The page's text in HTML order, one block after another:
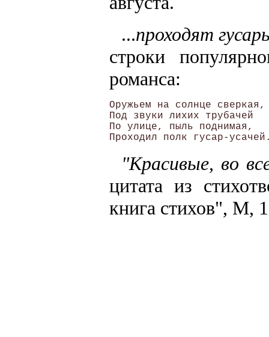
...проходят
строки
романса:
Оружьем на солнце
Под звуки лихих трубачей
По улице, пыль поднимая,
"Красивые, во
цитата из
книга стихов", М,